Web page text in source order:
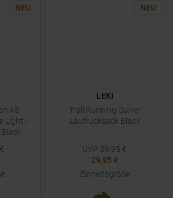
NEU
AS
Light /
€
NEU
LEKI
Trail Running Quiver
Laufrucksack Black
UVP 39,95 €
29,95 €
Einheitsgröße